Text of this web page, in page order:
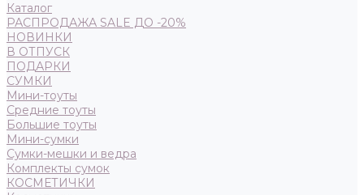
Каталог
РАСПРОДАЖА SALE ДО -20%
НОВИНКИ
В ОТПУСК
ПОДАРКИ
СУМКИ
Мини-тоуты
Средние тоуты
Большие тоуты
Мини-сумки
Сумки-мешки и ведра
Комплекты сумок
КОСМЕТИЧКИ